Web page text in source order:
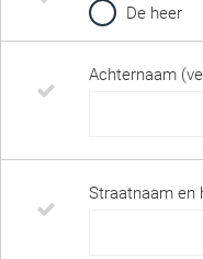
De heer
Achternaam
Straatnaam en